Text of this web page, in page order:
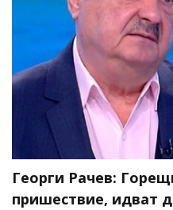
Георги Рачев:
пришествие, идват